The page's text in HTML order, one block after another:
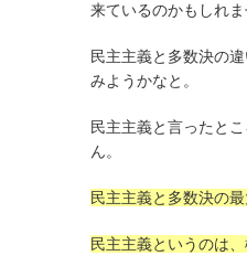
来ているのかもしれま
民主主義と多数決の
みようかなと。
民主主義と言ったと
ん。
民主主義と多数決の
民主主義というのは